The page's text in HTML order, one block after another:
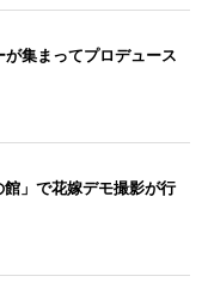
集まってプロデュース
」で花嫁デモ撮影が行